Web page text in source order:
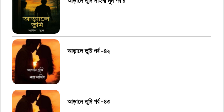
আড়ালে তুমি পর্ব -৪২
আড়ালে তুমি পর্ব -৪৩